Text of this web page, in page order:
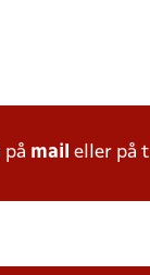
på mail eller på